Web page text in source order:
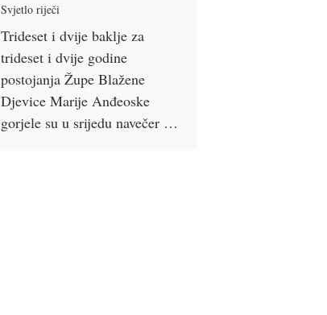
Svjetlo riječi
Trideset i dvije baklje za
trideset i dvije godine
postojanja Župe Blažene
Djevice Marije Anđeoske
gorjele su u srijedu navečer …